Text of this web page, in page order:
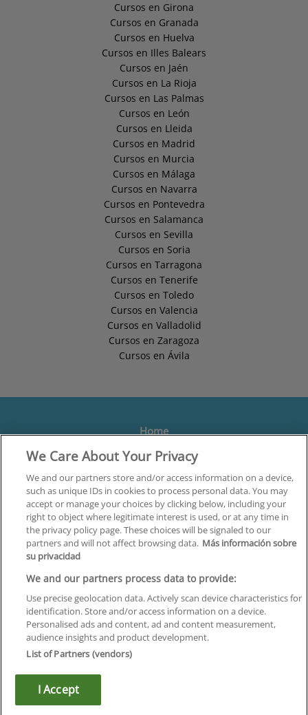
Cursos en Girona
Cursos en Granada
Cursos en Huelva
Cursos en Illes Balears
Cursos en Jaén
Cursos en La Rioja
Cursos en Las Palmas
Cursos en León
Cursos en Lleida
Cursos en Madrid
Cursos en Murcia
Cursos en Málaga
Cursos en Navarra
Cursos en Pontevedra
Cursos en Salamanca
Cursos en Sevilla
Cursos en Soria
Cursos en Tarragona
Cursos en Tenerife
Cursos en Toledo
Cursos en Valencia
Cursos en Valladolid
Cursos en Zaragoza
Cursos en Ávila
Home
Formación
Centros
Orientación
Quiénes somos
Contacta
Aviso Legal
Política de Privacidad
Política de Cookies
Canal Ético
We Care About Your Privacy
We and our partners store and/or access information on a device,
such as unique IDs in cookies to process personal data. You may
accept or manage your choices by clicking below, including your
right to object where legitimate interest is used, or at any time in
the privacy policy page. These choices will be signaled to our
partners and will not affect browsing data. Más información sobre
su privacidad
We and our partners process data to provide:
Use precise geolocation data. Actively scan device characteristics for
identification. Store and/or access information on a device.
Personalised ads and content, ad and content measurement,
audience insights and product development.
List of Partners (vendors)
I Accept